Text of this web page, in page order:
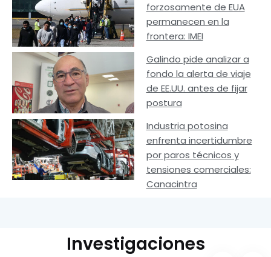
forzosamente de EUA
permanecen en la
frontera: IMEI
Galindo pide analizar a
fondo la alerta de viaje
de EE.UU. antes de fijar
postura
Industria potosina
enfrenta incertidumbre
por paros técnicos y
tensiones comerciales:
Canacintra
Investigaciones